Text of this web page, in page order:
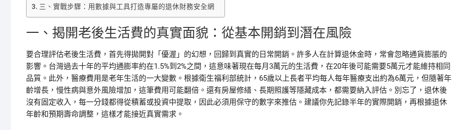
三、實戰步驟：用數據與工具打造專屬的退休財務安全網
一、揭開老後生活費的真實面貌：從基本開銷到潛在風險
要合理評估老後生活費，首先得拋開對「優渥」的幻想，回歸到真實的日常開銷。許多人在計算退休金時，常會忽略通貨膨脹的
影響。台灣過去十年的平均通膨率約在1.5%到2%之間，這意味著現在每月3萬元的生活費，在20年後可能需要5萬元才能維持相同
品質。此外，醫療費用是老年生活的一大變數。根據衛生福利部統計，65歲以上長者平均每人每年醫療支出約為6萬元，但隨著年
齡增長，慢性病與意外風險增加，這筆費用可能翻倍。還有房屋修繕、長期照護等隱藏成本，都需要納入評估。別忘了，退休後
沒有固定收入，每一分錢都得從積蓄或投資中提取，因此必須用保守的數字來推估。建議你先記錄半年的實際開銷，再根據退休
年齡和預期壽命調整，這樣才能接近真實需求。